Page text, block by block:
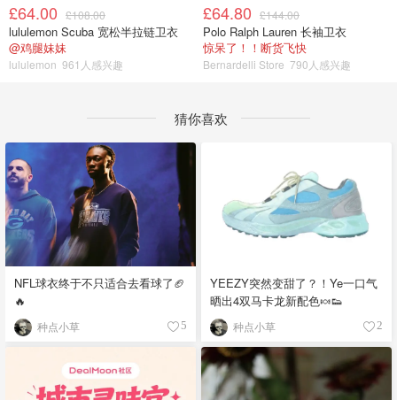
£64.00 £108.00
lululemon Scuba 宽松半拉链卫衣
@鸡腿妹妹
lululemon 961人感兴趣
£64.80 £144.00
Polo Ralph Lauren 长袖卫衣
惊呆了！！断货飞快
Bernardelli Store 790人感兴趣
猜你喜欢
NFL球衣终于不只适合去看球了🏈
🔥
种点小草 5
YEEZY突然变甜了？！Ye一口气
晒出4双马卡龙新配色🍬👟
种点小草 2